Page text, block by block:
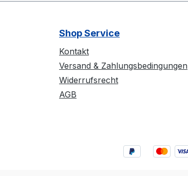
Shop Service
Kontakt
Versand & Zahlungsbedingungen
Widerrufsrecht
AGB